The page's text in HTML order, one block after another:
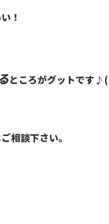
！
ところがグットです
相談下さい。